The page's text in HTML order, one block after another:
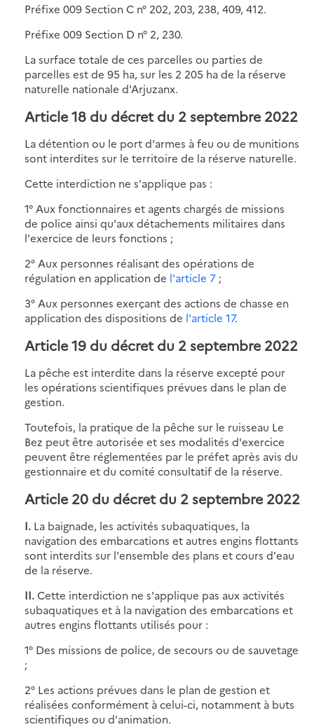
Préfixe 009 Section C n° 202, 203, 238, 409, 412.
Préfixe 009 Section D n° 2, 230.
La surface totale de ces parcelles ou parties de
parcelles est de 95 ha, sur les 2 205 ha de la réserve
naturelle nationale d'Arjuzanx.
Article 18 du décret du 2 septembre 2022
La détention ou le port d'armes à feu ou de munitions
sont interdites sur le territoire de la réserve naturelle.
Cette interdiction ne s'applique pas :
1° Aux fonctionnaires et agents chargés de missions
de police ainsi qu'aux détachements militaires dans
l'exercice de leurs fonctions ;
2° Aux personnes réalisant des opérations de
régulation en application de l'article 7 ;
3° Aux personnes exerçant des actions de chasse en
application des dispositions de l'article 17.
Article 19 du décret du 2 septembre 2022
La pêche est interdite dans la réserve excepté pour
les opérations scientifiques prévues dans le plan de
gestion.
Toutefois, la pratique de la pêche sur le ruisseau Le
Bez peut être autorisée et ses modalités d'exercice
peuvent être réglementées par le préfet après avis du
gestionnaire et du comité consultatif de la réserve.
Article 20 du décret du 2 septembre 2022
I. La baignade, les activités subaquatiques, la
navigation des embarcations et autres engins flottants
sont interdits sur l'ensemble des plans et cours d'eau
de la réserve.
II.Cette interdiction ne s'applique pas aux activités
subaquatiques et à la navigation des embarcations et
autres engins flottants utilisés pour :
1° Des missions de police, de secours ou de sauvetage
;
2° Les actions prévues dans le plan de gestion et
réalisées conformément à celui-ci, notamment à buts
scientifiques ou d'animation.